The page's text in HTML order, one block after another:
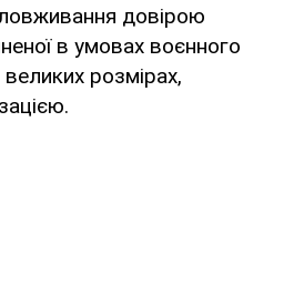
довірою
в умовах воєнного
розмірах,